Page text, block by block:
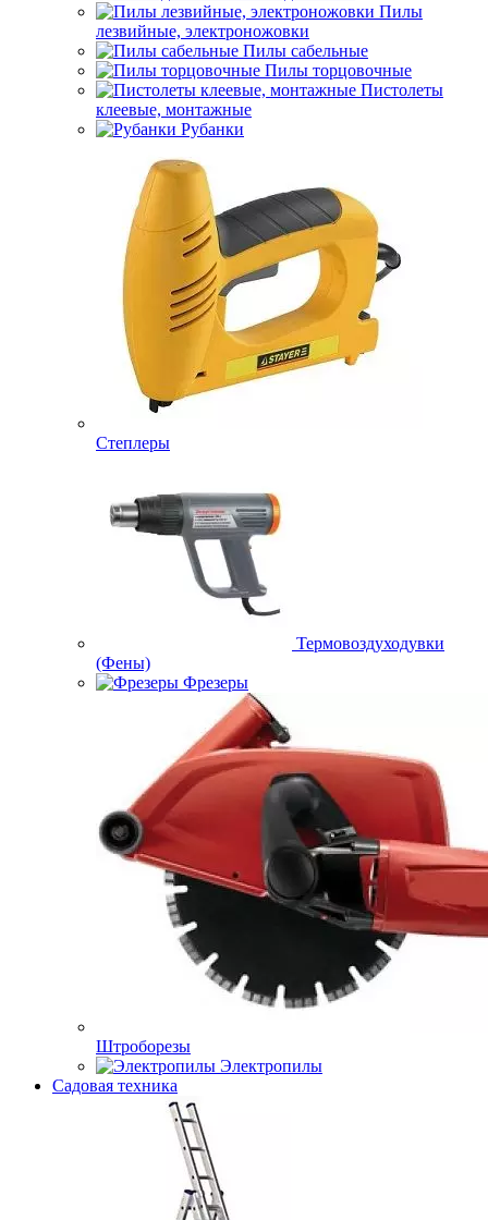
Пилы
лезвийные, электроножовки
Пилы сабельные
Пилы торцовочные
Пистолеты
клеевые, монтажные
Рубанки
Степлеры
Термовоздуходувки
(Фены)
Фрезеры
Штроборезы
Электропилы
Садовая техника